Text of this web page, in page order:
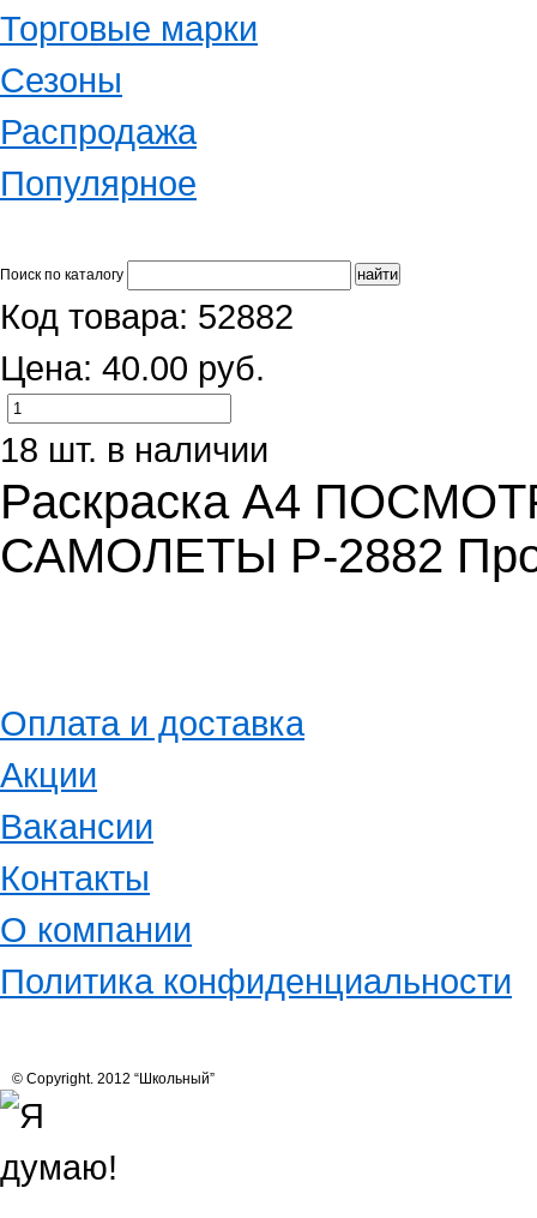
Торговые марки
Сезоны
Распродажа
Популярное
Поиск по каталогу
Код товара: 52882
Цена: 40.00 руб.
18 шт. в наличии
Раскраска А4
САМОЛЕТЫ Р-2882
Оплата и доставка
Акции
Вакансии
Контакты
О компании
Политика конфиденциальности
© Copyright. 2012 “Школьный”